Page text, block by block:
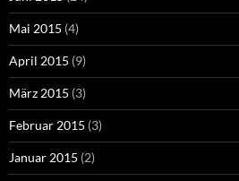
Mai 2015 (4)
April 2015 (9)
März 2015 (3)
Februar 2015 (3)
Januar 2015 (2)